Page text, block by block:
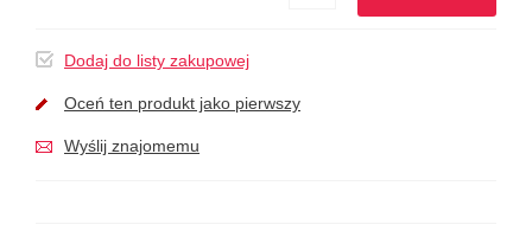
Dodaj do listy zakupowej
Oceń ten produkt jako pierwszy
Wyślij znajomemu